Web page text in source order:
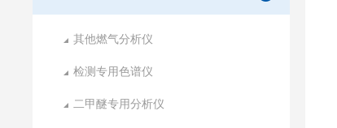
其他燃气分析仪
检测专用色谱仪
二甲醚专用分析仪